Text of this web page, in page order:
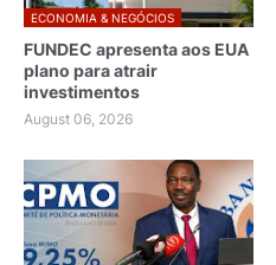
ECONOMIA & NEGÓCIOS
FUNDEC apresenta aos EUA
plano para atrair
investimentos
August 06, 2026